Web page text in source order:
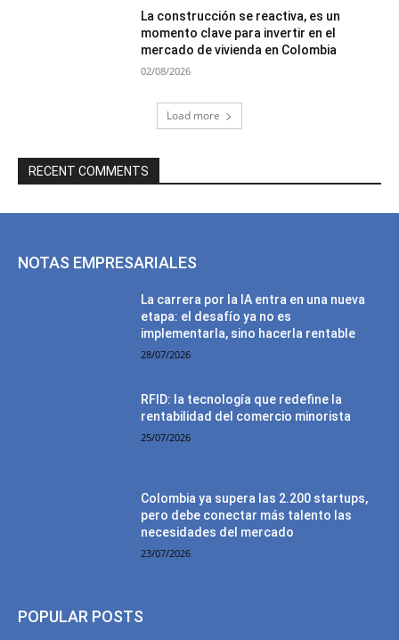
La construcción se reactiva, es un
momento clave para invertir en el
mercado de vivienda en Colombia
02/08/2026
Load more
RECENT COMMENTS
NOTAS EMPRESARIALES
La carrera por la IA entra en una nueva
etapa: el desafío ya no es
implementarla, sino hacerla rentable
28/07/2026
RFID: la tecnología que redefine la
rentabilidad del comercio minorista
25/07/2026
Colombia ya supera las 2.200 startups,
pero debe conectar más talento las
necesidades del mercado
23/07/2026
POPULAR POSTS